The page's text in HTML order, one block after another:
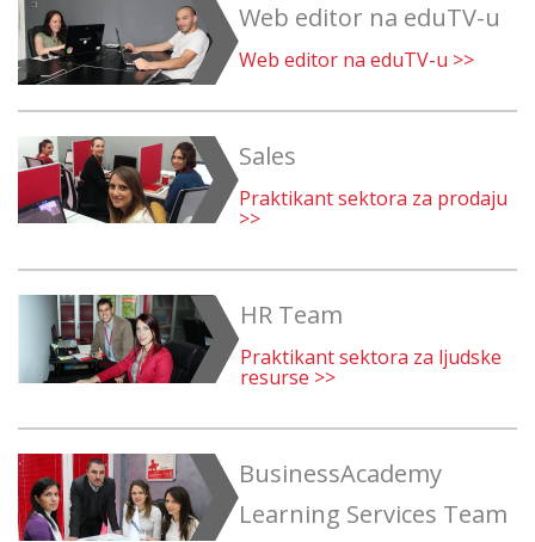
Web editor na eduTV-u
Web editor na eduTV-u >>
Sales
Praktikant sektora za prodaju
>>
HR Team
Praktikant sektora za ljudske
resurse >>
BusinessAcademy
Learning Services Team